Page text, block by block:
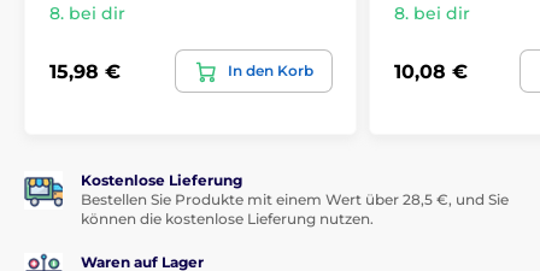
8. bei dir
15,98 € In den Korb
8. bei dir
10,08 €
Kostenlose Lieferung
Bestellen Sie Produkte mit einem Wert über 28,5 €, und Sie
können die kostenlose Lieferung nutzen.
Waren auf Lager